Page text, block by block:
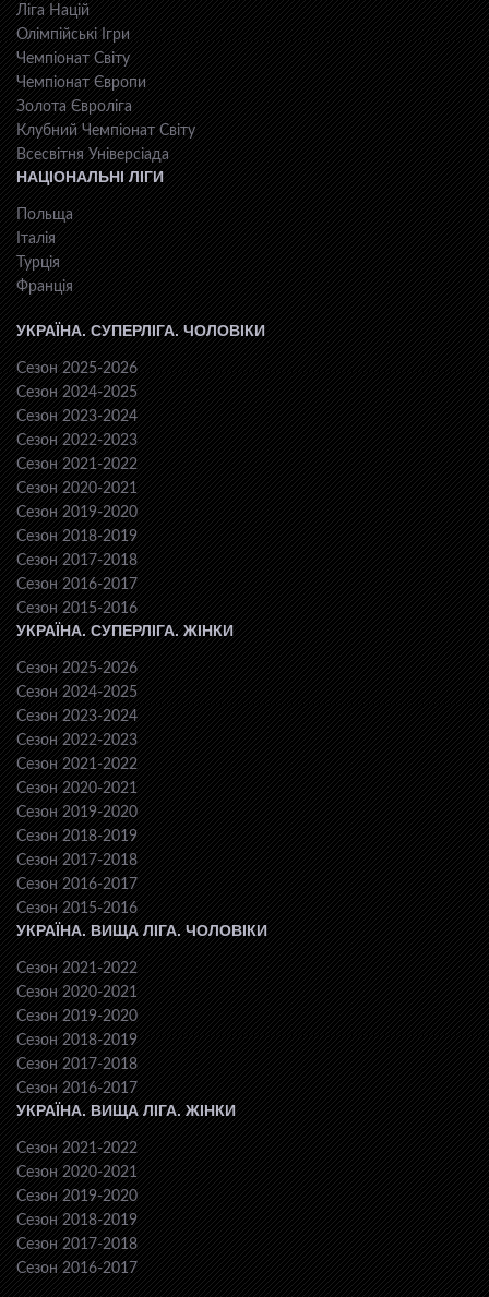
Ліга Націй
Олімпійські Ігри
Чемпіонат Світу
Чемпіонат Європи
Золота Євроліга
Клубний Чемпіонат Світу
Всесвiтня Унiверсiaда
НАЦІОНАЛЬНІ ЛІГИ
Польща
Італія
Турція
Франція
УКРАЇНА. СУПЕРЛІГА. ЧОЛОВІКИ
Сезон 2025-2026
Сезон 2024-2025
Сезон 2023-2024
Сезон 2022-2023
Сезон 2021-2022
Сезон 2020-2021
Сезон 2019-2020
Сезон 2018-2019
Сезон 2017-2018
Сезон 2016-2017
Сезон 2015-2016
УКРАЇНА. СУПЕРЛІГА. ЖІНКИ
Сезон 2025-2026
Сезон 2024-2025
Сезон 2023-2024
Сезон 2022-2023
Сезон 2021-2022
Сезон 2020-2021
Сезон 2019-2020
Сезон 2018-2019
Сезон 2017-2018
Сезон 2016-2017
Сезон 2015-2016
УКРАЇНА. ВИЩА ЛІГА. ЧОЛОВІКИ
Сезон 2021-2022
Сезон 2020-2021
Сезон 2019-2020
Сезон 2018-2019
Сезон 2017-2018
Сезон 2016-2017
УКРАЇНА. ВИЩА ЛІГА. ЖІНКИ
Сезон 2021-2022
Сезон 2020-2021
Сезон 2019-2020
Сезон 2018-2019
Сезон 2017-2018
Сезон 2016-2017